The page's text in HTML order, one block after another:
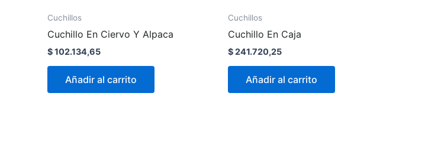
Cuchillos
Cuchillo En Ciervo Y Alpaca
$102.134,65
Añadir al carrito
Cuchillos
Cuchillo En Caja
$241.720,25
Añadir al carrito